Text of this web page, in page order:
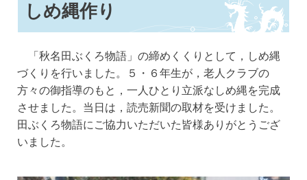
しめ縄作り
「秋名田ぶくろ物語」の締めくくりとして，しめ縄
づくりを行いました。５・６年生が，老人クラブの
方々の御指導のもと，一人ひとり立派なしめ縄を完成
させました。当日は，読売新聞の取材を受けました。
田ぶくろ物語にご協力いただいた皆様ありがとうござ
いました。